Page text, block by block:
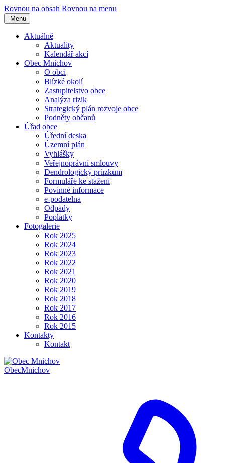
Rovnou na obsah Rovnou na menu
Menu
Aktuálně
Aktuality
Kalendář akcí
Obec Mnichov
O obci
Blízké okolí
Zastupitelstvo obce
Analýza rizik
Strategický plán rozvoje obce
Podněty občanů
Úřad obce
Úřední deska
Územní plán
Vyhlášky
Veřejnoprávní smlouvy
Dendrologický průzkum
Formuláře ke stažení
Povinné informace
e-podatelna
Odpady
Poplatky
Fotogalerie
Rok 2025
Rok 2024
Rok 2023
Rok 2022
Rok 2021
Rok 2020
Rok 2019
Rok 2018
Rok 2017
Rok 2016
Rok 2015
Kontakty
Kontakt
ObecMnichov